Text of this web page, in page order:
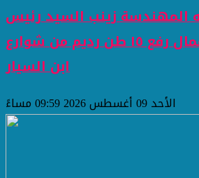
المهندسة زينب السيد رئيس
حي غرب تتابع اعمال رفع ١٥ طن رديم من شوارع
ابن السيار
الأحد 09 أغسطس 2026 09:59 مساءً